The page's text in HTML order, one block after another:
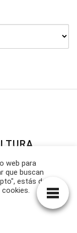
web para
que buscan
estás dando